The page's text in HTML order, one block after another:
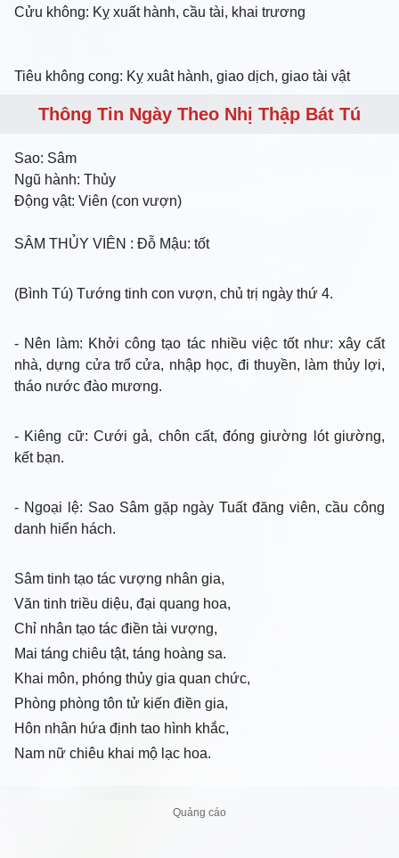
Cửu không: Kỵ xuất hành, cầu tài, khai trương
Tiêu không cong: Kỵ xuât hành, giao dịch, giao tài vật
Thông Tin Ngày Theo Nhị Thập Bát Tú
Sao: Sâm
Ngũ hành: Thủy
Động vật: Viên (con vượn)
SÂM THỦY VIÊN : Đỗ Mậu: tốt
(Bình Tú) Tướng tinh con vượn, chủ trị ngày thứ 4.
- Nên làm: Khởi công tạo tác nhiều việc tốt như: xây cất
nhà, dựng cửa trổ cửa, nhập học, đi thuyền, làm thủy lợi,
tháo nước đào mương.
- Kiêng cữ: Cưới gả, chôn cất, đóng giường lót giường,
kết bạn.
- Ngoại lệ: Sao Sâm gặp ngày Tuất đăng viên, cầu công
danh hiển hách.
Sâm tinh tạo tác vượng nhân gia,
Văn tinh triều diệu, đại quang hoa,
Chỉ nhân tạo tác điền tài vượng,
Mai táng chiêu tật, táng hoàng sa.
Khai môn, phóng thủy gia quan chức,
Phòng phòng tôn tử kiến điền gia,
Hôn nhân hứa định tao hình khắc,
Nam nữ chiêu khai mộ lạc hoa.